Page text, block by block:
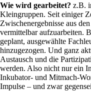
Wie wird gearbeitet? z.B.
Kleingruppen. Seit einiger
Zwischenergebnisse aus
vermittelbar aufzuarbeiten.
geplant, ausgewählte
hinzugezogen. Und ganz
Austausch und die
werden. Also nicht nur ein
Inkubator- und Mitmach-
Impulse – und zwar